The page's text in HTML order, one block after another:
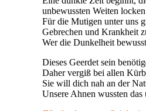
unbewussten Weiten
Für die Mutigen unter uns
Gebrechen und Krankheit
Wer die Dunkelheit
Dieses Geerdet sein
Daher vergiß bei allen
Sie will dich nah an der
Unsere Ahnen wussten